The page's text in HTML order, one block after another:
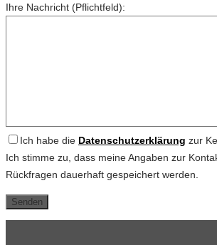
Ihre Nachricht (Pflichtfeld):
Ich habe die Datenschutzerklärung zur
Ich stimme zu, dass meine Angaben zur
Rückfragen dauerhaft gespeichert werden.